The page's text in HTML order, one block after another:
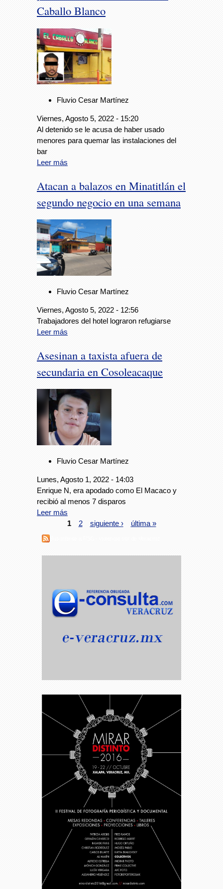
Caballo Blanco
Fluvio Cesar Martínez
Viernes, Agosto 5, 2022 - 15:20
Al detenido se le acusa de haber usado
menores para quemar las instalaciones del
bar
Leer más
Atacan a balazos en Minatitlán el
segundo negocio en una semana
Fluvio Cesar Martínez
Viernes, Agosto 5, 2022 - 12:56
Trabajadores del hotel lograron refugiarse
Leer más
Asesinan a taxista afuera de
secundaria en Cosoleacaque
Fluvio Cesar Martínez
Lunes, Agosto 1, 2022 - 14:03
Enrique N, era apodado como El Macaco y
recibió al menos 7 disparos
Leer más
1
2 siguiente › última »